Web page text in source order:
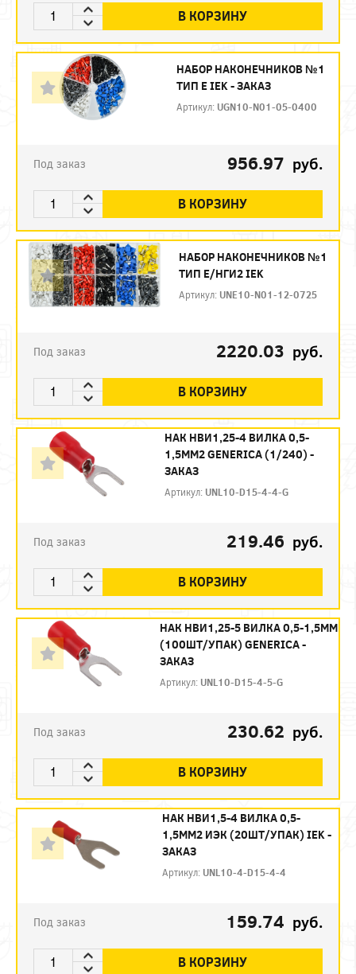
В КОРЗИНУ
НАБОР НАКОНЕЧНИКОВ №1
ТИП Е IEK - ЗАКАЗ
Артикул: UGN10-N01-05-0400
Под заказ 956.97 руб.
В КОРЗИНУ
НАБОР НАКОНЕЧНИКОВ №1
ТИП Е/НГИ2 IEK
Артикул: UNE10-N01-12-0725
Под заказ 2220.03 руб.
В КОРЗИНУ
НАК НBИ1,25-4 ВИЛКА 0,5-
1,5ММ2 GENERICA (1/240) -
ЗАКАЗ
Артикул: UNL10-D15-4-4-G
Под заказ 219.46 руб.
В КОРЗИНУ
НАК НBИ1,25-5 ВИЛКА 0,5-1,5ММ
(100ШТ/УПАК) GENERICA -
ЗАКАЗ
Артикул: UNL10-D15-4-5-G
Под заказ 230.62 руб.
В КОРЗИНУ
НАК НBИ1,5-4 ВИЛКА 0,5-
1,5ММ2 ИЭК (20ШТ/УПАК) IEK -
ЗАКАЗ
Артикул: UNL10-4-D15-4-4
Под заказ 159.74 руб.
В КОРЗИНУ